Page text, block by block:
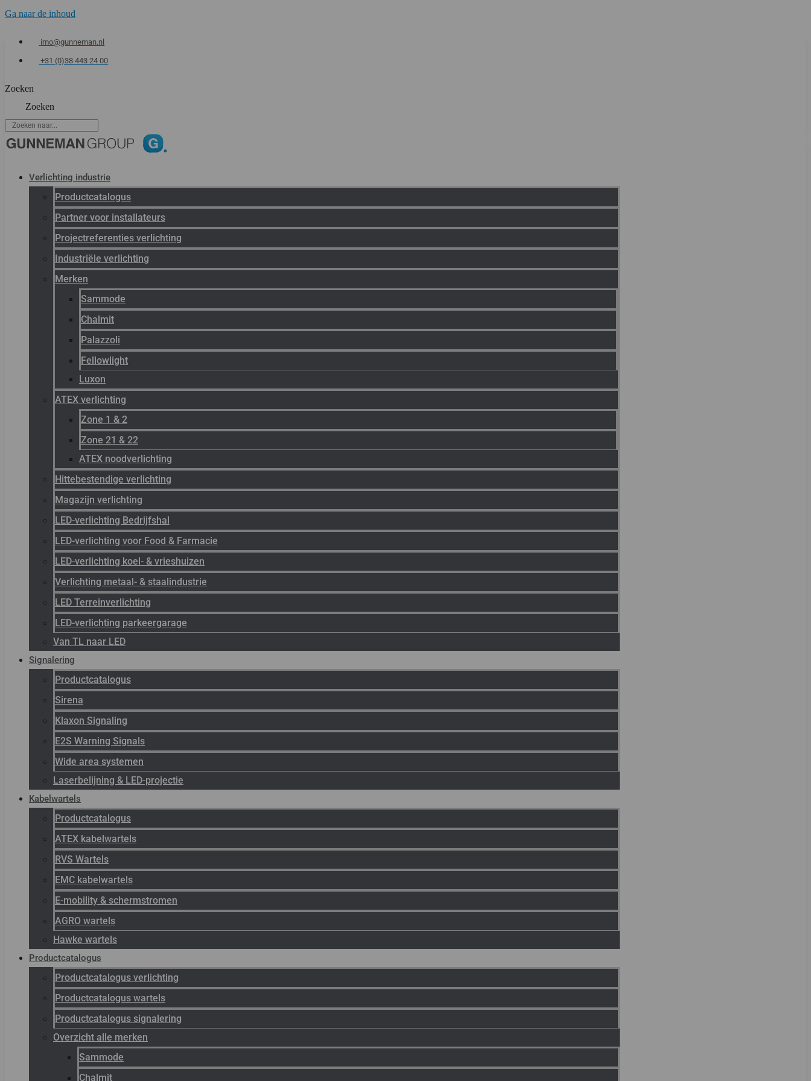
Ga naar de inhoud
imo@gunneman.nl
+31 (0)38 443 24 00
Zoeken
Zoeken
Verlichting industrie
Productcatalogus
Partner voor installateurs
Projectreferenties verlichting
Industriële verlichting
Merken
Sammode
Chalmit
Palazzoli
Fellowlight
Luxon
ATEX verlichting
Zone 1 & 2
Zone 21 & 22
ATEX noodverlichting
Hittebestendige verlichting
Magazijn verlichting
LED-verlichting Bedrijfshal
LED-verlichting voor Food & Farmacie
LED-verlichting koel- & vrieshuizen
Verlichting metaal- & staalindustrie
LED Terreinverlichting
LED-verlichting parkeergarage
Van TL naar LED
Signalering
Productcatalogus
Sirena
Klaxon Signaling
E2S Warning Signals
Wide area systemen
Laserbelijning & LED-projectie
Kabelwartels
Productcatalogus
ATEX kabelwartels
RVS Wartels
EMC kabelwartels
E-mobility & schermstromen
AGRO wartels
Hawke wartels
Productcatalogus
Productcatalogus verlichting
Productcatalogus wartels
Productcatalogus signalering
Overzicht alle merken
Sammode
Chalmit